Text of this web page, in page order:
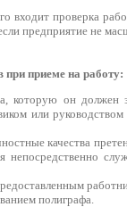
входит проверка
предприятие не
при приеме на работу:
которую он должен
или
качества
полиграфа.